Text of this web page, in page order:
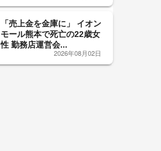
「売上金を金庫に」 イオン
モール熊本で死亡の22歳女
性 勤務店運営会...
2026年08月02日